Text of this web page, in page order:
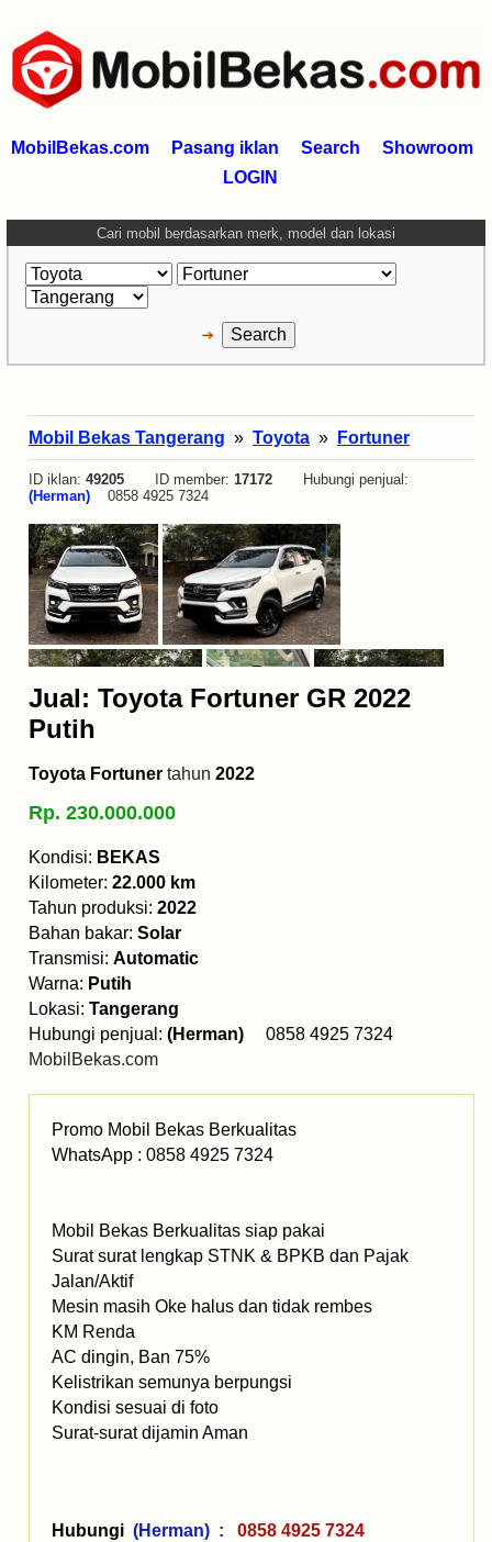
MobilBekas.com Pasang iklan Search
Showroom
LOGIN
Cari mobil berdasarkan merk, model dan lokasi
Mobil Bekas Tangerang » Toyota » Fortuner
ID iklan: 49205 ID member: 17172 Hubungi penjual:
(Herman)
0858 4925 7324
Jual: Toyota Fortuner GR 2022
Putih
Toyota Fortuner tahun 2022
Rp. 230.000.000
Kondisi: BEKAS
Kilometer: 22.000 km
Tahun produksi: 2022
Bahan bakar: Solar
Transmisi: Automatic
Warna: Putih
Lokasi: Tangerang
Hubungi penjual: (Herman) 0858 4925 7324
MobilBekas.com
Promo Mobil Bekas Berkualitas
WhatsApp : 0858 4925 7324
Mobil Bekas Berkualitas siap pakai
Surat surat lengkap STNK & BPKB dan Pajak
Jalan/Aktif
Mesin masih Oke halus dan tidak rembes
KM Renda
AC dingin, Ban 75%
Kelistrikan semunya berpungsi
Kondisi sesuai di foto
Surat-surat dijamin Aman
Hubungi (Herman) :
0858 4925 7324